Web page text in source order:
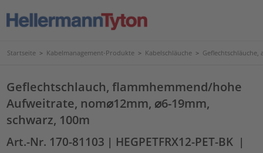
Startseite > Kabelmanagement-Produkte > Kabelschläuche > Geflechtschläuche,
Geflechtschlauch, flammhemmend/hohe
Aufweitrate, nom⌀12mm, ⌀6-19mm,
schwarz, 100m
Art.-Nr. 170-81103 | HEGPETFRX12-PET-BK |